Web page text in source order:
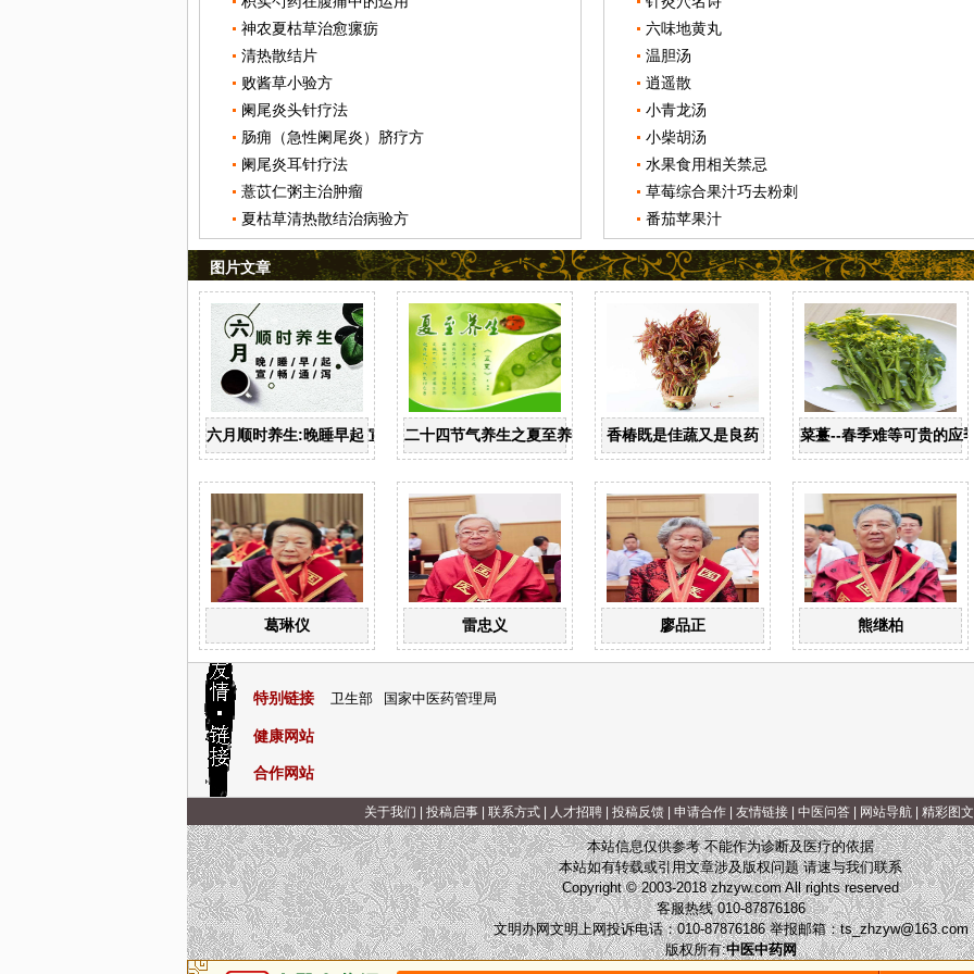
神农夏枯草治愈瘰疬
清热散结片
败酱草小验方
阑尾炎头针疗法
肠痈（急性阑尾炎）脐疗方
阑尾炎耳针疗法
薏苡仁粥主治肿瘤
夏枯草清热散结治病验方
六味地黄丸
温胆汤
逍遥散
小青龙汤
小柴胡汤
水果食用相关禁忌
草莓综合果汁巧去粉刺
番茄苹果汁
图片文章
六月顺时养生:晚睡早起 宣畅通泻二十四节气养生之夏至养生 香椿既是佳蔬又是良药 菜薹--春季难等可贵的应
葛琳仪 雷忠义 廖品正 熊继柏
特别链接 卫生部 国家中医药管理局
健康网站
合作网站
关于我们 投稿启事| 联系方式| 人才招聘| 投稿反馈| 申请合作| 友情链接| 中医问答| 网站导航| 精彩图文
本站信息仅供参考 不能作为诊断及医疗的依据
本站如有转载或引用文章涉及版权问题 请速与我们联系
Copyright © 2003-2018 zhzyw.com All rights reserved
客服热线 010-87876186
文明办网文明上网投诉电话：010-87876186 举报邮箱：ts_zhzyw@163.com
版权所有:中医中药网